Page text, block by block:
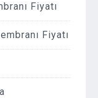
Fiyatı
Fiyatı